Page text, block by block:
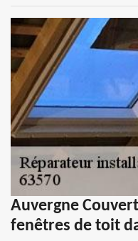
Auvergne
fenêtres de toit